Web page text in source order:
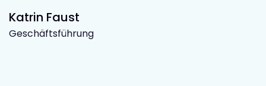
Katrin Faust
Geschäftsführung